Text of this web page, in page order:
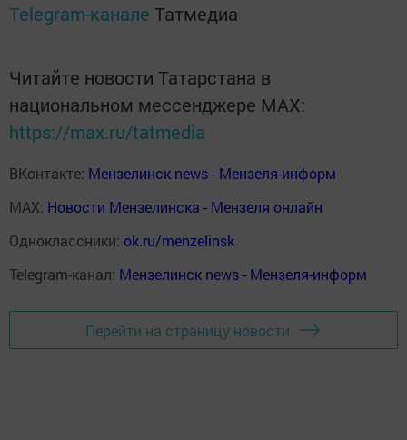
Telegram-канале Татмедиа
Читайте новости Татарстана в
национальном мессенджере MАХ:
https://max.ru/tatmedia
ВКонтакте: Мензелинск news - Мензеля-информ
MAX: Новости Мензелинска - Мензеля онлайн
Одноклассники: ok.ru/menzelinsk
Telegram-канал: Мензелинск news - Мензеля-информ
Перейти на страницу новости